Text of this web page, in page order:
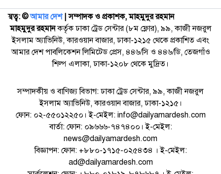
স্বত্ব: ©️আমার দেশ| সম্পাদক ও প্রকাশক, মাহমুদুর রহমান
মাহমুদুর রহমানকর্তৃক ঢাকা ট্রেড সেন্টার (৮ম ফ্লোর), ৯৯, কাজী নজরুল
ইসলাম অ্যাভিনিউ, কারওয়ান বাজার, ঢাকা-১২১৫ থেকে প্রকাশিত এবং
আমার দেশ পাবলিকেশন লিমিটেড প্রেস, ৪৪৬/সি ও ৪৪৬/ডি, তেজগাঁও
শিল্প এলাকা, ঢাকা-১২০৮ থেকে মুদ্রিত।
সম্পাদকীয় ও বাণিজ্য বিভাগ: ঢাকা ট্রেড সেন্টার, ৯৯, কাজী নজরুল
ইসলাম অ্যাভিনিউ, কারওয়ান বাজার, ঢাকা-১২১৫।
ফোন: ০২-৫৫০১২২৫০। ই-মেইল: info@dailyamardesh.com
বার্তা: ফোন: ০৯৬৬৬-৭৪৭৪০০। ই-মেইল:
news@dailyamardesh.com
বিজ্ঞাপন: ফোন: +৮৮০-১৭১৫-০২৫৪৩৪ । ই-মেইল:
ad@dailyamardesh.com